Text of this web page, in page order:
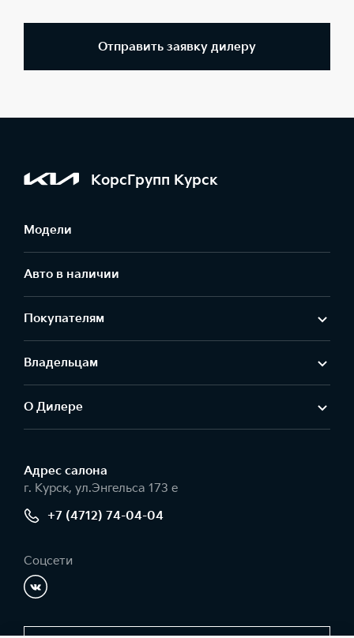
Отправить заявку дилеру
КорсГрупп Курск
Модели
Авто в наличии
Покупателям
Владельцам
О Дилере
Адрес салонa
г. Курск, ул.Энгельса 173 е
+7 (4712) 74-04-04
Соцсети